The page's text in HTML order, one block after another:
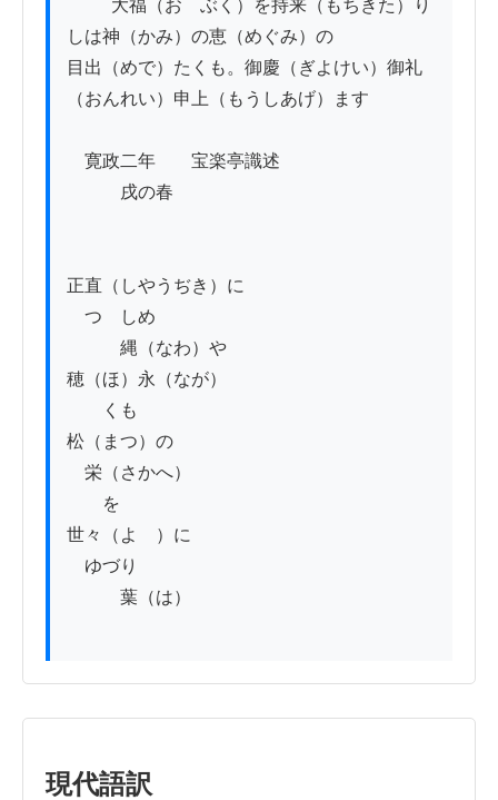
しは神（かみ）の恵（めぐみ）の
目出（めで）たくも。御慶（ぎよけい）御礼
（おんれい）申上（もうしあげ）ます
寛政二年　　宝楽亭識述
戌の春
正直（しやうぢき）に
つゝしめ
縄（なわ）や
穂（ほ）永（なが）
くも
松（まつ）の
栄（さかへ）
を
世々（よゝ）に
ゆづり
葉（は）
現代語訳